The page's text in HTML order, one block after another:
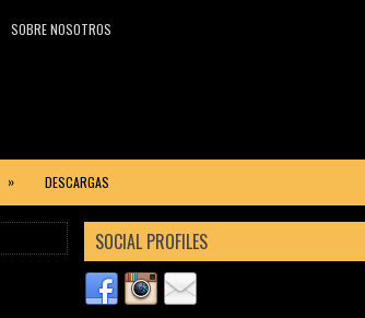
SOBRE NOSOTROS
» DESCARGAS
SOCIAL PROFILES